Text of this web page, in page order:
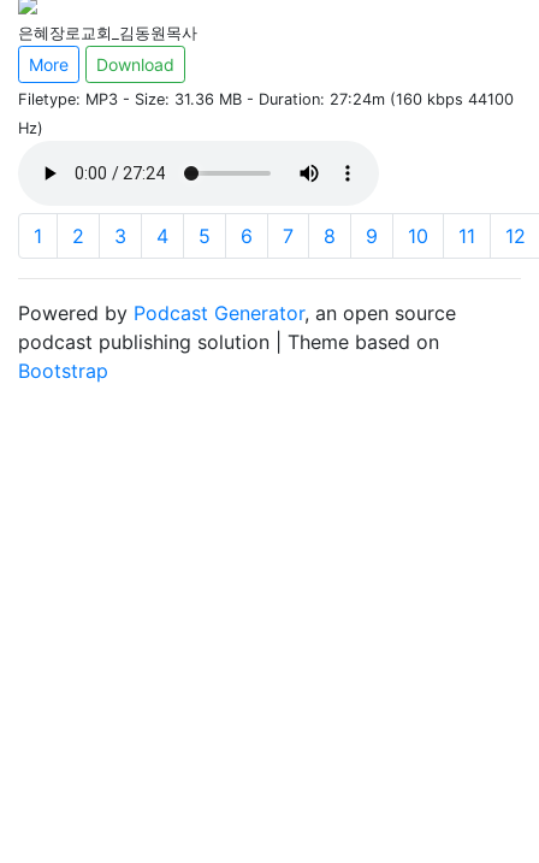
은혜장로교회_김동원목사
More Download
Filetype: MP3 - Size: 31.36 MB - Duration: 27:24m (160 kbps 44100
Hz)
1 2 3 4 5 6 7 8 9 10 11 12
Powered by Podcast Generator, an open source
podcast publishing solution | Theme based on
Bootstrap